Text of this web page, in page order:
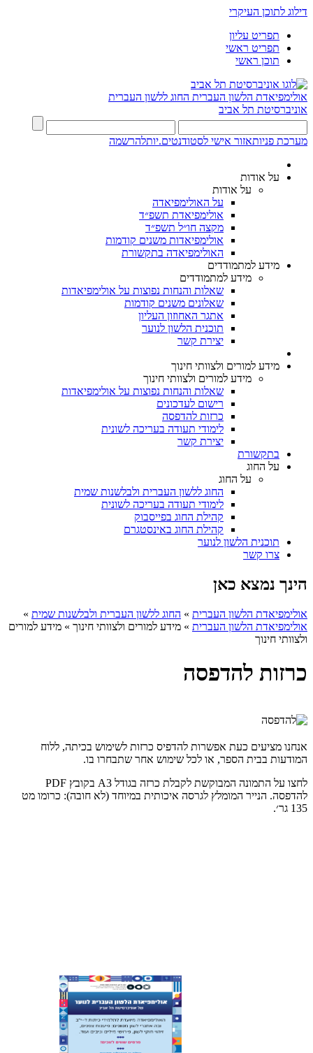
דילוג לתוכן העיקרי
תפריט עליון
תפריט ראשי
תוכן ראשי
אולימפיאדת הלשון העברית החוג ללשון העברית
אוניברסיטת תל אביב
מערכת פניותאזור אישי לסטודנטים.יותלהרשמה
על אודות
על אודות
על האולימפיאדה
אולימפיאדת תשפ״ד
מקצה חו״ל תשפ״ד
אולימפיאדות משנים קודמות
האולימפיאדה בתקשורת
מידע למתמודדים
מידע למתמודדים
שאלות והנחות נפוצות על אולימפיאדות
שאלונים משנים קודמות
אתגר האחוזון העליון
תוכנית הלשון לנוער
יצירת קשר
מידע למורים ולצוותי חינוך
מידע למורים ולצוותי חינוך
שאלות והנחות נפוצות על אולימפיאדות
רישום לעדכונים
כרזות להדפסה
לימודי תעודה בעריכה לשונית
יצירת קשר
בתקשורת
על החוג
על החוג
החוג ללשון העברית ולבלשנות שמית
לימודי תעודה בעריכה לשונית
קהילת החוג בפייסבוק
קהילת החוג באינסטגרם
תוכנית הלשון לנוער
צרו קשר
הינך נמצא כאן
אולימפיאדת הלשון העברית » החוג ללשון העברית ולבלשנות שמית »
אולימפיאדת הלשון העברית » מידע למורים ולצוותי חינוך » מידע למורים
ולצוותי חינוך
כרזות להדפסה
אנחנו מציעים כעת אפשרות להדפיס כרזות לשימוש בכיתה, ללוח
המודעות בבית הספר, או לכל שימוש אחר שתבחרו בו.
לחצו על התמונה המבוקשת לקבלת כרזה בגודל A3 בקובץ PDF
להדפסה. הנייר המומלץ לגרסה איכותית במיוחד (לא חובה): כרומו מט
135 גר׳.